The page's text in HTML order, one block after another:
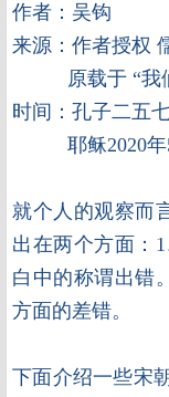
作者：吴钩
来源：作者授权
原载于 “我们
时间：孔子二五
耶稣2020年5
就个人的观察而
出在两个方面：
白中的称谓出错
方面的差错。
下面介绍一些宋